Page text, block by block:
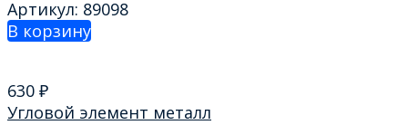
Артикул: 89098
В корзину
630 ₽
Угловой элемент металл